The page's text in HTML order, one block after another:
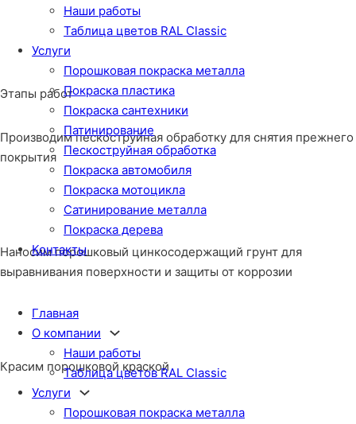
Наши работы
Таблица цветов RAL Classic
Услуги
Порошковая покраска металла
Покраска пластика
Покраска сантехники
Патинирование
Пескоструйная обработка
Покраска автомобиля
Покраска мотоцикла
Сатинирование металла
Покраска дерева
Контакты
Главная
О компании
Наши работы
Таблица цветов RAL Classic
Услуги
Порошковая покраска металла
Этапы работ
Производим пескоструйная обработку для снятия прежнего
покрытия
Наносим порошковый цинкосодержащий грунт для
выравнивания поверхности и защиты от коррозии
Красим порошковой краской